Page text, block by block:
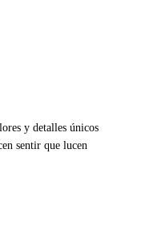
y detalles únicos
sentir que lucen